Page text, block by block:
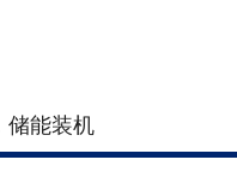
储能装机